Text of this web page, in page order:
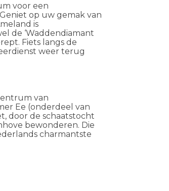
voor een
op uw gemak van
is
de ‘Waddendiamant
Fiets langs de
weer terug
van
Ee (onderdeel van
door de schaatstocht
bewonderen. Die
charmantste